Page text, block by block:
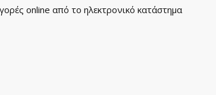
online από το ηλεκτρονικό κατάστημα